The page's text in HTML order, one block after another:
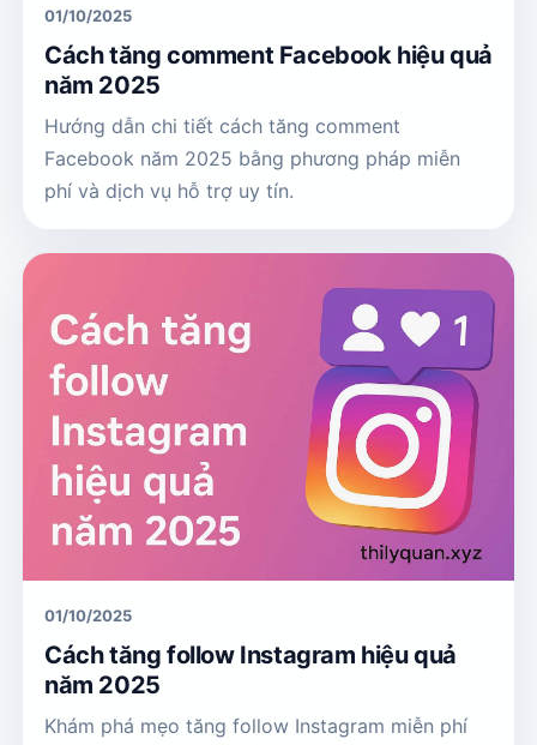
01/10/2025
Cách tăng comment Facebook hiệu quả
năm 2025
Hướng dẫn chi tiết cách tăng comment
Facebook năm 2025 bằng phương pháp miễn
phí và dịch vụ hỗ trợ uy tín.
01/10/2025
Cách tăng follow Instagram hiệu quả
năm 2025
Khám phá mẹo tăng follow Instagram miễn phí